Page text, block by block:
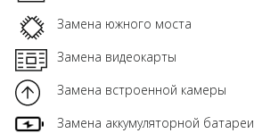
Замена южного моста
Замена видеокарты
Замена встроенной камеры
Замена аккумуляторной батареи